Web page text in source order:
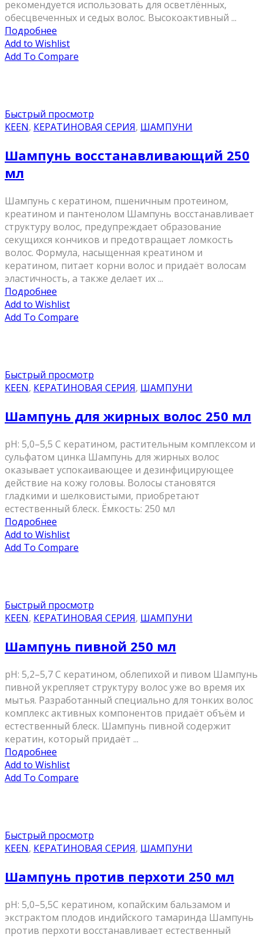
рекомендуется использовать для осветлённых,
обесцвеченных и седых волос. Высокоактивный ...
Подробнее
Add to Wishlist
Add To Compare
Быстрый просмотр
KEEN, КЕРАТИНОВАЯ СЕРИЯ, ШАМПУНИ
Шампунь восстанавливающий 250
мл
Шампунь с кератином, пшеничным протеином,
креатином и пантенолом Шампунь восстанавливает
структуру волос, предупреждает образование
секущихся кончиков и предотвращает ломкость
волос. Формула, насыщенная креатином и
кератином, питает корни волос и придаёт волосам
эластичность, а также делает их ...
Подробнее
Add to Wishlist
Add To Compare
Быстрый просмотр
KEEN, КЕРАТИНОВАЯ СЕРИЯ, ШАМПУНИ
Шампунь для жирных волос 250 мл
pH: 5,0–5,5 С кератином, растительным комплексом и
сульфатом цинка Шампунь для жирных волос
оказывает успокаивающее и дезинфицирующее
действие на кожу головы. Волосы становятся
гладкими и шелковистыми, приобретают
естественный блеск. Ёмкость: 250 мл
Подробнее
Add to Wishlist
Add To Compare
Быстрый просмотр
KEEN, КЕРАТИНОВАЯ СЕРИЯ, ШАМПУНИ
Шампунь пивной 250 мл
pH: 5,2–5,7 С кератином, облепихой и пивом Шампунь
пивной укрепляет структуру волос уже во время их
мытья. Разработанный специально для тонких волос
комплекс активных компонентов придаёт объём и
естественный блеск. Шампунь пивной содержит
кератин, который придаёт ...
Подробнее
Add to Wishlist
Add To Compare
Быстрый просмотр
KEEN, КЕРАТИНОВАЯ СЕРИЯ, ШАМПУНИ
Шампунь против перхоти 250 мл
pH: 5,0–5,5С кератином, копайским бальзамом и
экстрактом плодов индийского тамаринда Шампунь
против перхоти восстанавливает естественный